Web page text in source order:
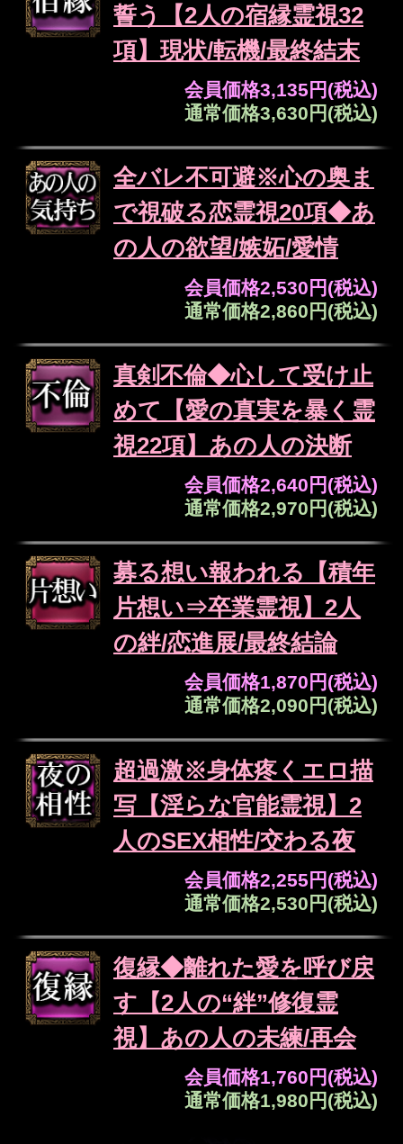
会員価格1,265円(税込)
試練も障壁も突破【訳ア
リ恋の救済霊視】あの人
通常価格 1,870円(税込)
超過激※身体疼くエロ描
写【淫らな官能霊視】2
会員価格2,255円(税込)
通常価格2,530円(税込)
迷いを焚き上げ真実明かす
龍炎の儀
【龍炎の儀】によって示される、あなたと
あの人が抱える恋の現実、そしてあの人の
えを、ここで一つ下しましょう。
“龍炎の儀”の答えを受け取り、あなた
を縛る迷いを焚き上げ、
真実の導きを得て現状を乗り越えまし
【人生】今、あなたが成長するため
に向き合うべき課題と解決法
【仕事】これからの活躍に欠かせな
い、あなたが強化すべき能力
【結婚】良縁をいち早く掴むため
に、意識したほうがいいこととは？
【宿縁】今の2人が向き合い乗り越え
るべき恋のテーマ